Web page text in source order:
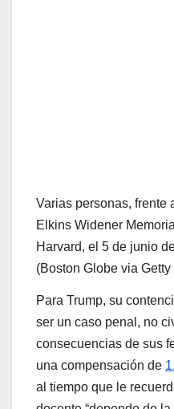
Varias personas, frente
Elkins Widener
Harvard, el 5 de junio
(Boston Globe via Getty
Para Trump, su
ser un caso penal, no
consecuencias de sus
una compensación de
al tiempo que le